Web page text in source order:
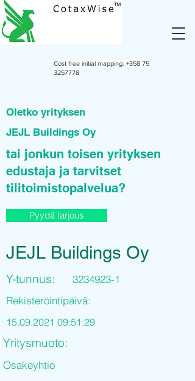
Cost free initial mapping: +358 75
3257778
Oletko yrityksen
JEJL Buildings Oy
tai jonkun toisen yrityksen
edustaja ja tarvitset
tilitoimistopalvelua?
Pyydä tarjous
JEJL Buildings Oy
Y-tunnus:
3234923-1
Rekisteröintipäivä:
15.09.2021 09:51:29
Yritysmuoto:
Osakeyhtio